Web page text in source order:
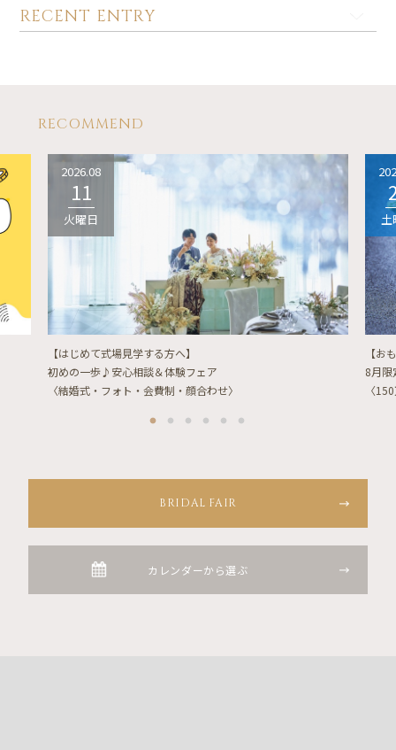
RECENT ENTRY
RECOMMEND
2026.08
11
火曜日
【はじめて式場見学する方へ】
初めの一歩♪安心相談＆体験フェア
〈結婚式・フォト・会費制・顔合わせ〉
土
【お
8月限
〈
BRIDAL FAIR
カレンダーから選ぶ